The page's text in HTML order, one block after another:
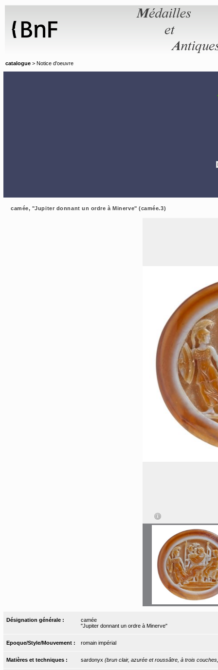
catalogue > Notice d'oeuvre
camée, "Jupiter donnant un ordre à Minerve" (camée.3)
Désignation générale :
camée
"Jupiter donnant un ordre à Minerve"
Epoque/Style/Mouvement : romain impérial
Matières et techniques : sardonyx (brun clair, azurée et roussâtre, à trois